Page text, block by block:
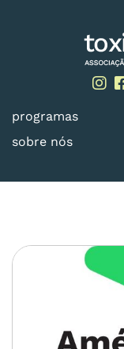
programas
sobre nós